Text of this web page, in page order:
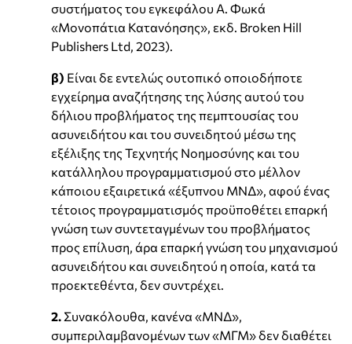
συστήματος του εγκεφάλου Α. Φωκά
«Μονοπάτια Κατανόησης», εκδ. Broken Hill
Publishers Ltd, 2023).
β) Είναι δε εντελώς ουτοπικό οποιοδήποτε
εγχείρημα αναζήτησης της λύσης αυτού του
δήλιου προβλήματος της πεμπτουσίας του
ασυνειδήτου και του συνειδητού μέσω της
εξέλιξης της Τεχνητής Νοημοσύνης και του
κατάλληλου προγραμματισμού στο μέλλον
κάποιου εξαιρετικά «έξυπνου ΜΝΔ», αφού ένας
τέτοιος προγραμματισμός προϋποθέτει επαρκή
γνώση των συντεταγμένων του προβλήματος
προς επίλυση, άρα επαρκή γνώση του μηχανισμού
ασυνειδήτου και συνειδητού η οποία, κατά τα
προεκτεθέντα, δεν συντρέχει.
2. Συνακόλουθα, κανένα «ΜΝΔ»,
συμπεριλαμβανομένων των «ΜΓΜ» δεν διαθέτει